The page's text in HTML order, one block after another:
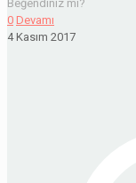
Beğendiniz mi?
0 Devamı
4 Kasım 2017